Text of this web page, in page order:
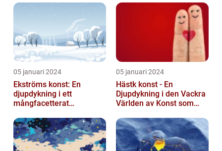
05 januari 2024
Ekströms konst: En
djupdykning i ett
mångfacetterat
05 januari 2024
Hästk konst - En
Djupdykning i den Vackra
Världen av Konst som